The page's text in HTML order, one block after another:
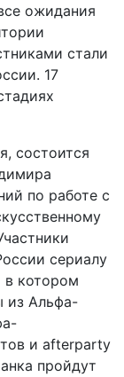
ожидания
стали
17
состоится
по работе с
сериалу
в котором
из Альфа-
и afterparty
пройдут